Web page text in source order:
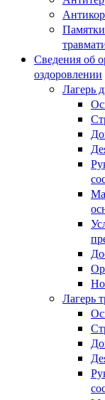
Сведения об
оздоровлении
Лагерь
Лагерь